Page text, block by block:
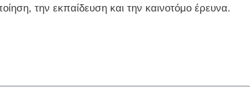
την εκπαίδευση και την καινοτόμο έρευνα.